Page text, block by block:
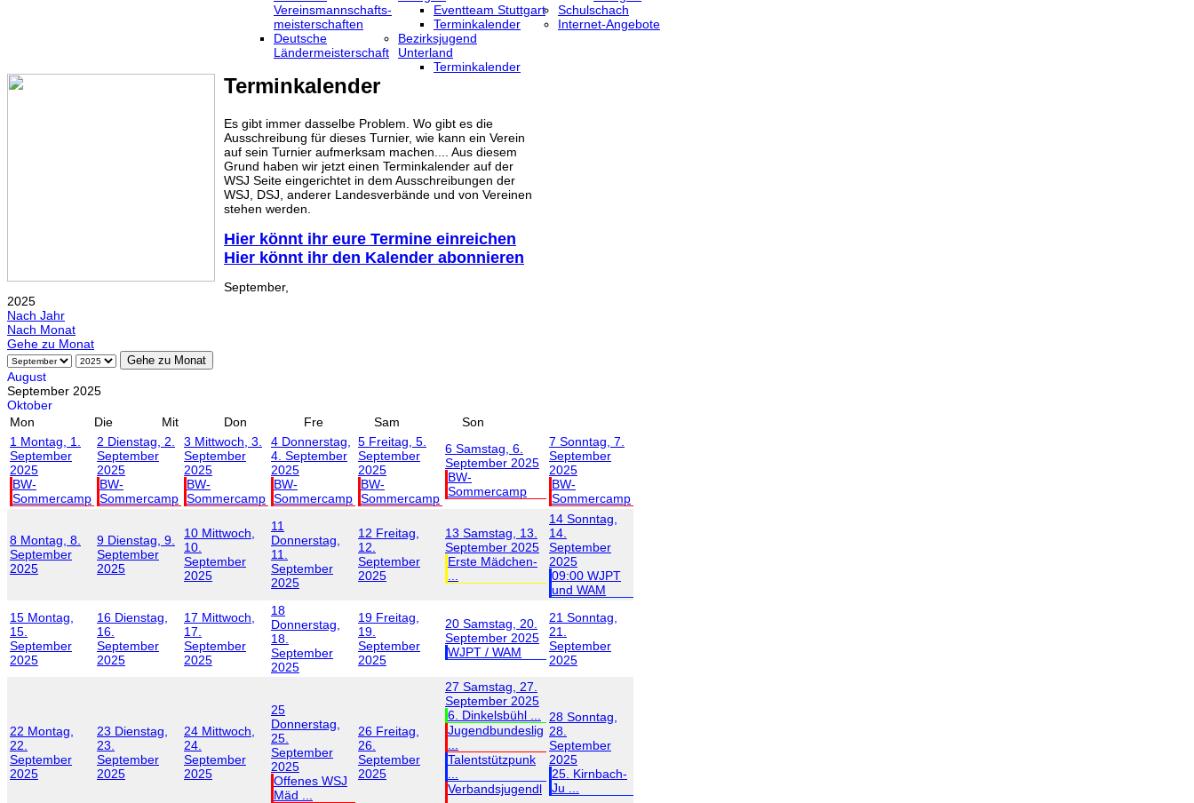
Vereinsmannschafts-
meisterschaften
Deutsche
Ländermeisterschaft
‎Eventteam Stuttgart
Terminkalender
Bezirksjugend
Unterland
Terminkalender
Schulschach
Internet-Angebote
Terminkalender
Es gibt immer dasselbe Problem. Wo gibt es die
Ausschreibung für dieses Turnier, wie kann ein Verein
auf sein Turnier aufmerksam machen.... Aus diesem
Grund haben wir jetzt einen Terminkalender auf der
WSJ Seite eingerichtet in dem Ausschreibungen der
WSJ, DSJ, anderer Landesverbände und von Vereinen
stehen werden.
Hier könnt ihr eure Termine einreichen
Hier könnt ihr den Kalender abonnieren
September,
2025
Nach Jahr
Nach Monat
Gehe zu Monat
Gehe zu Monat
August
September 2025
Oktober
Mon
Die Mit Don Fre Sam
Son
1 Montag, 1.
September
2025
BW-
Sommercamp
2 Dienstag, 2.
September
2025
BW-
Sommercamp
3 Mittwoch, 3.
September
2025
BW-
Sommercamp
4 Donnerstag,
4. September
2025
BW-
Sommercamp
5 Freitag, 5.
September
2025
BW-
Sommercamp
6 Samstag, 6.
September 2025
BW-
Sommercamp
7 Sonntag, 7.
September
2025
BW-
Sommercamp
8 Montag, 8.
September
2025
9 Dienstag, 9.
September
2025
10 Mittwoch,
10.
September
2025
11
Donnerstag,
11.
September
2025
12 Freitag,
12.
September
2025
13 Samstag, 13.
September 2025
Erste Mädchen-
14 Sonntag,
14.
September
2025
09:00 WJPT
und WAM
15 Montag,
15.
September
2025
16 Dienstag,
16.
September
2025
17 Mittwoch,
17.
September
2025
18
Donnerstag,
18.
September
2025
19 Freitag,
19.
September
2025
20 Samstag, 20.
September 2025
WJPT / WAM
21 Sonntag,
21.
September
2025
22 Montag,
22.
September
2025
23 Dienstag,
23.
September
2025
24 Mittwoch,
24.
September
2025
25
Donnerstag,
25.
September
2025
Offenes WSJ
Mäd ...
26 Freitag,
26.
September
2025
27 Samstag, 27.
September 2025
6. Dinkelsbühl ...
Jugendbundeslig
Talentstützpunk
Verbandsjugendl
28 Sonntag,
28.
September
2025
25. Kirnbach-
Ju ...